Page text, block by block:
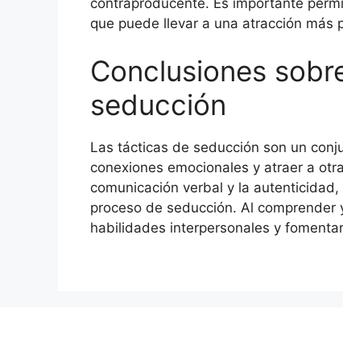
que puede llevar a una atracción más
Conclusiones
seducción
Las tácticas de seducción son un
conexiones emocionales y atraer a
comunicación verbal y la
proceso de seducción. Al
habilidades interpersonales y